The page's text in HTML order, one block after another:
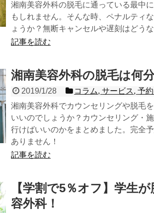
湘南美容外科の脱毛に通っている最中
もしれません。そんな時、ペナルティ
ょうか？無断キャンセルや遅刻はどう
記事を読む
湘南美容外科の脱毛は何
2019/1/28 コラム,サービス,予
湘南美容外科でカウンセリングや脱毛
いいのでしょうか？カウンセリング・
行けばいいのかをまとめました。完全
ありません！
記事を読む
【学割で5％オフ】学生
容外科！